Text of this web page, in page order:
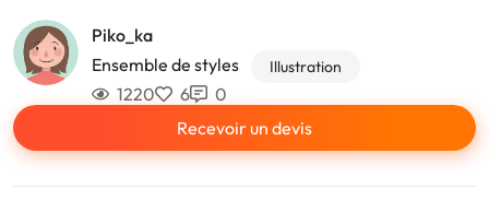
Piko_ka
Ensemble de styles
Illustration
1220 6
0
Recevoir un devis